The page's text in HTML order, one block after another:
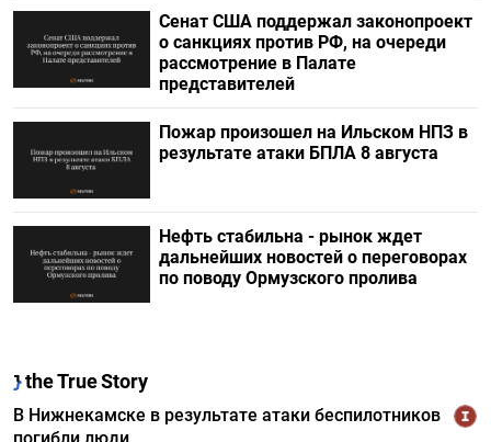
Сенат США поддержал законопроект
о санкциях против РФ, на очереди
рассмотрение в Палате
представителей
Пожар произошел на Ильском НПЗ в
результате атаки БПЛА 8 августа
Нефть стабильна - рынок ждет
дальнейших новостей о переговорах
по поводу Ормузского пролива